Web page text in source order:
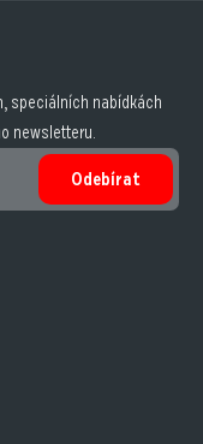
speciálních nabídkách
newsletteru.
Odebírat